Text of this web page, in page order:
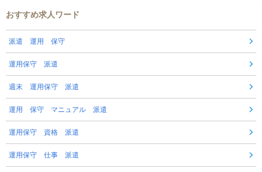
おすすめ求人ワード
派遣 運用 保守
運用保守 派遣
週末 運用保守 派遣
運用 保守 マニュアル 派遣
運用保守 資格 派遣
運用保守 仕事 派遣